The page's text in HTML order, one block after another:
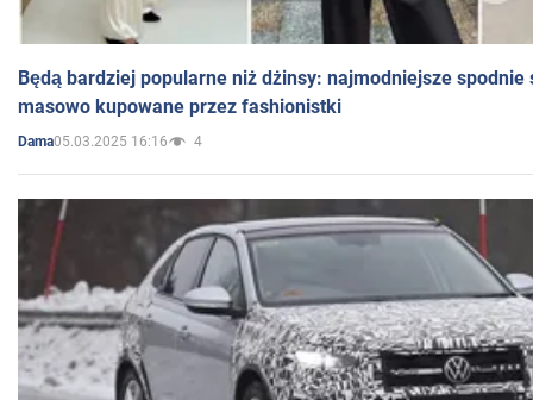
Będą bardziej popularne niż dżinsy: najmodniejsze spodnie
masowo kupowane przez fashionistki
Dama05.03.2025 16:16 4